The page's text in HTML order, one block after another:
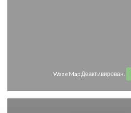
Waze Map Деактивирован.